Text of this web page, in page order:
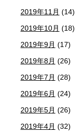
2019年11月 (14)
2019年10月 (18)
2019年9月 (17)
2019年8月 (26)
2019年7月 (28)
2019年6月 (24)
2019年5月 (26)
2019年4月 (32)